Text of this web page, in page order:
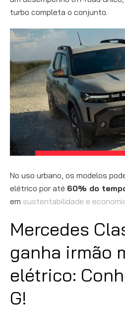
turbo completa o conjunto.
No uso urbano, os modelos
elétrico por até 60% do
em sustentabilidade e
Mercedes
ganha irmão
elétrico:
G!